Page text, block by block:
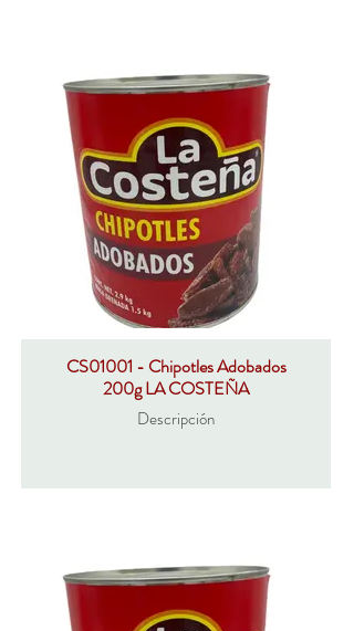
CS01001 - Chipotles Adobados
200g LA COSTEÑA
Descripción